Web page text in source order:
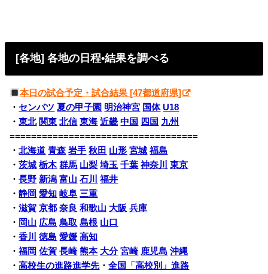
[各地] 各地の日程•結果を調べる
本日の試合予定・試合結果 [47都道府県]
・ センバツ 夏の甲子園 明治神宮 国体 U18
・東北 関東 北信 東海 近畿 中国 四国 九州
===================================
・北海道 青森 岩手 秋田 山形 宮城 福島
・茨城 栃木 群馬 山梨 埼玉 千葉 神奈川
東京
・長野 新潟 富山 石川
福井
・静岡 愛知 岐阜 三重
・滋賀 京都 奈良 和歌山 大阪 兵庫
・ 岡山 広島 鳥取 島根 山口
・香川 徳島 愛媛 高知
・福岡 佐賀 長崎 熊本 大分 宮崎 鹿児島 沖縄
・高校生の進路進学先・全国「高校別」進路